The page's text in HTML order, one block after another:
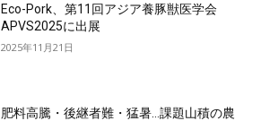
Eco-Pork、第11回アジア養豚獣医学会
APVS2025に出展
2025年11月21日
肥料高騰・後継者難・猛暑…課題山積の農